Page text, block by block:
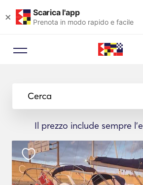
× Scarica l'app
Prenota in modo rapido e facile
Cerca
Il prezzo include sempre